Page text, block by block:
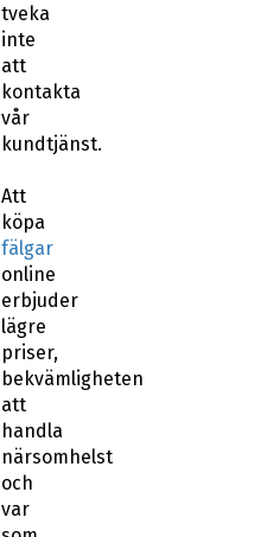
tveka
inte
att
kontakta
vår
kundtjänst.
Att
köpa
fälgar
online
erbjuder
lägre
priser,
bekvämligheten
att
handla
närsomhelst
och
var